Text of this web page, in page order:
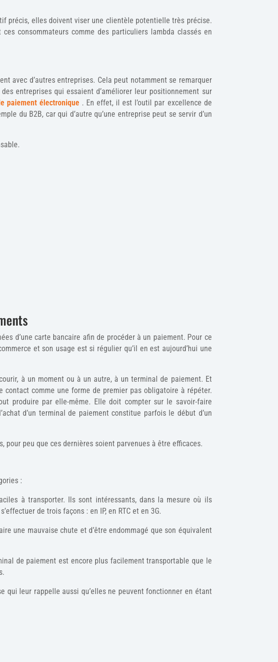
précis, elles doivent viser une clientèle potentielle très précise.
consommateurs comme des particuliers lambda classés en
avec d’autres entreprises. Cela peut notamment se remarquer
entreprises qui essaient d’améliorer leur positionnement sur
paiement électronique. En effet, il est l’outil par excellence de
du B2B, car qui d’autre qu’une entreprise peut se servir d’un
d’une carte bancaire afin de procéder à un paiement. Pour ce
et son usage est si régulier qu’il en est aujourd’hui une
à un moment ou à un autre, à un terminal de paiement. Et
contact comme une forme de premier pas obligatoire à répéter.
produire par elle-même. Elle doit compter sur le savoir-faire
d’un terminal de paiement constitue parfois le début d’un
peu que ces dernières soient parvenues à être efficaces.
:
à transporter. Ils sont intéressants, dans la mesure où ils
de trois façons : en IP, en RTC et en 3G.
une mauvaise chute et d’être endommagé que son équivalent
de paiement est encore plus facilement transportable que le
leur rappelle aussi qu’elles ne peuvent fonctionner en étant